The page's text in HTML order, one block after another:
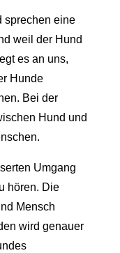
sprechen eine
weil der Hund
es an uns,
Hunde
Bei der
Hund und
Umgang
hören. Die
Mensch
wird genauer